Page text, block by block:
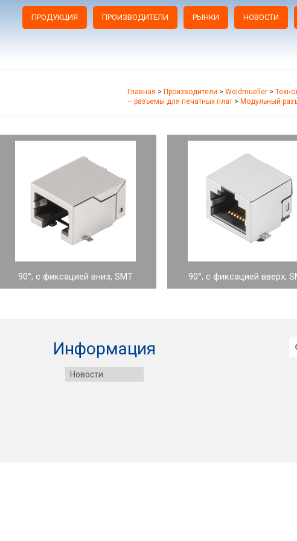
ПРОДУКЦИЯ ПРОИЗВОДИТЕЛИ РЫНКИ НОВОСТИ
Главная > Производители > Weidmueller >
– разъемы для печатных плат > Модульный
90°, с фиксацией вниз, SMT 90°, с фиксацией вверх,
Информация
Новости